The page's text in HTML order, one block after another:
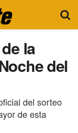
la
del
del sorteo
de esta